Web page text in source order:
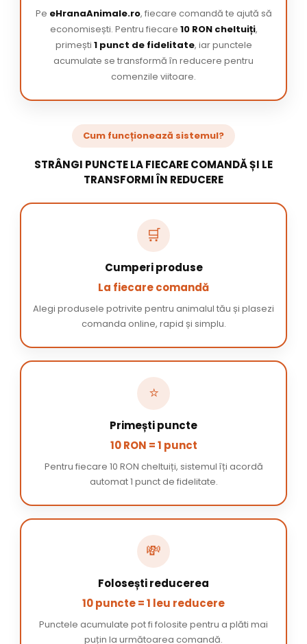
Pe eHranaAnimale.ro, fiecare comandă te ajută să
economisești. Pentru fiecare 10 RON cheltuiți,
primești 1 punct de fidelitate, iar punctele
acumulate se transformă în reducere pentru
comenzile viitoare.
Cum funcționează sistemul?
STRÂNGI PUNCTE LA FIECARE COMANDĂ ȘI LE
TRANSFORMI ÎN REDUCERE
🛒
Cumperi produse
La fiecare comandă
Alegi produsele potrivite pentru animalul tău și plasezi
comanda online, rapid și simplu.
⭐
Primești puncte
10 RON = 1 punct
Pentru fiecare 10 RON cheltuiți, sistemul îți acordă
automat 1 punct de fidelitate.
💸
Folosești reducerea
10 puncte = 1 leu reducere
Punctele acumulate pot fi folosite pentru a plăti mai
puțin la următoarea comandă.